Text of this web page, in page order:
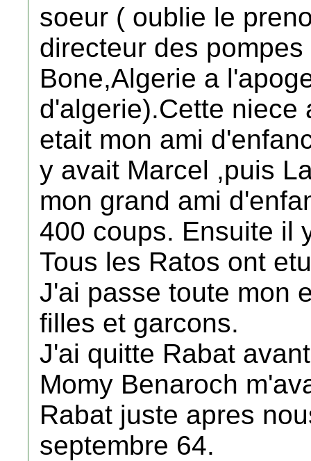
soeur ( oublie le
directeur des
Bone,Algerie a
d'algerie).Cette niece
etait mon ami
y avait Marcel ,puis
mon grand ami
400 coups. Ensuite il
Tous les Ratos ont
J'ai passe toute mon
filles et garcons.
J'ai quitte Rabat
Momy Benaroch
Rabat juste apres
septembre 64.